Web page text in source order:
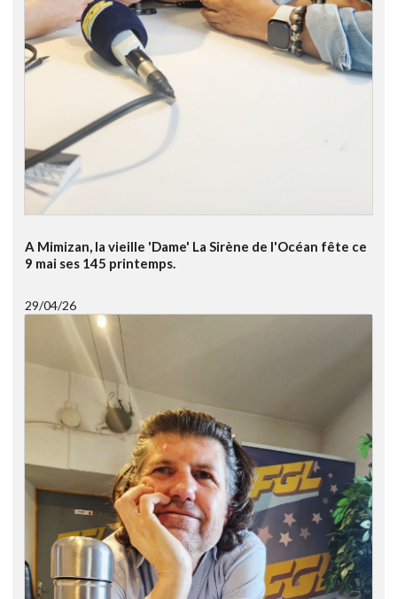
A Mimizan, la vieille 'Dame' La Sirène de l'Océan fête ce
9 mai ses 145 printemps.
29/04/26